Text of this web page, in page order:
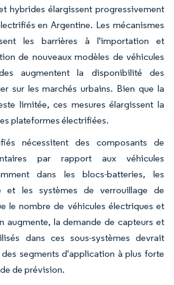
hybrides élargissent progressivement
en Argentine. Les mécanismes
les barrières à l'importation et
de nouveaux modèles de véhicules
augmentent la disponibilité des
sur les marchés urbains. Bien que la
limitée, ces mesures élargissent la
plateformes électrifiées.
nécessitent des composants de
par rapport aux véhicules
dans les blocs-batteries, les
et les systèmes de verrouillage de
le nombre de véhicules électriques et
augmente, la demande de capteurs et
dans ces sous-systèmes devrait
segments d'application à plus forte
de prévision.